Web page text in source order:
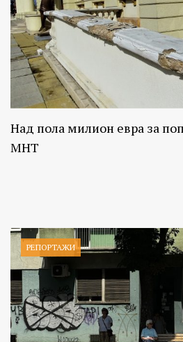
Над пола милион евра за
МНТ
РЕПОРТАЖИ